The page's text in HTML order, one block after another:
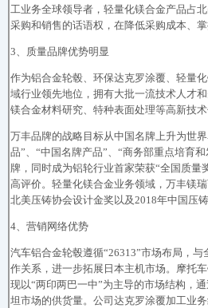
工业务全球领导者，轻量化镁合金产品占
采购和销售的话语权，在降低采购成本、
3、质量品牌优势明显
作为铝合金轮毂、环保达克罗涂覆、轻量
域行业领先地位，拥有大批一流技术人才
镁合金材料研究、特种表面处理等高新技
万丰品牌的战略目标从中国名牌上升为世
品”、“中国名牌产品”、“商务部重点培育
牌，同时成为铝轮行业首家荣获“全国质
高评价。轻量化镁合金业务领域，万丰镁
北美压铸协会设计金奖以及2018年中国压
4、营销网络优势
汽车铝合金轮毂遵循“26313”市场布局，
作关系，进一步拓展日本主机市场。摩托
现以“两印两巴一中”为主导的市场结构，
坦市场的供货量。公司达克罗涂覆加工业